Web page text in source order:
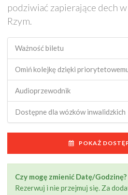
podziwiać zapierające dech
Rzym.
Ważność biletu
Omiń kolejkę dzięki
Audioprzewodnik
Dostępne dla wózków inwalidzkich
POKAŻ
Czy mogę zmienić Datę/Godzinę?
Rezerwuj i nie przejmuj się. Za